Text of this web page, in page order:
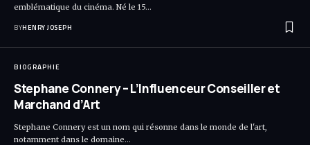
emblématique du cinéma. Né le 15…
BYHENRY JOSEPH
BIOGRAPHIE
Stephane Connery – L’Influenceur Conseiller et
Marchand d’Art
Stephane Connery est un nom qui résonne dans le monde de l'art,
notamment dans le domaine…